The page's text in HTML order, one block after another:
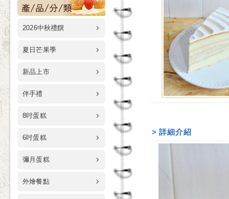
2026中秋禮饌
夏日芒果季
新品上市
伴手禮
8吋蛋糕
6吋蛋糕
彌月蛋糕
外燴餐點
> 詳細介紹